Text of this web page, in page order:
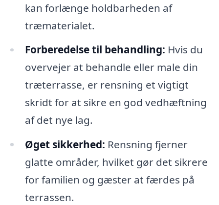
kan forlænge holdbarheden af
træmaterialet.
Forberedelse til behandling: Hvis du
overvejer at behandle eller male din
træterrasse, er rensning et vigtigt
skridt for at sikre en god vedhæftning
af det nye lag.
Øget sikkerhed: Rensning fjerner
glatte områder, hvilket gør det sikrere
for familien og gæster at færdes på
terrassen.